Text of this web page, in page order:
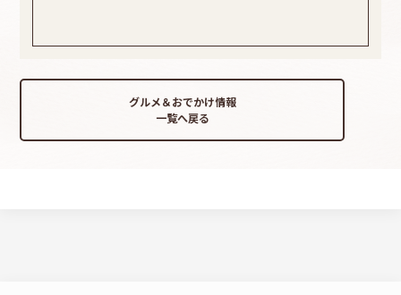
グルメ＆おでかけ情報
一覧へ戻る